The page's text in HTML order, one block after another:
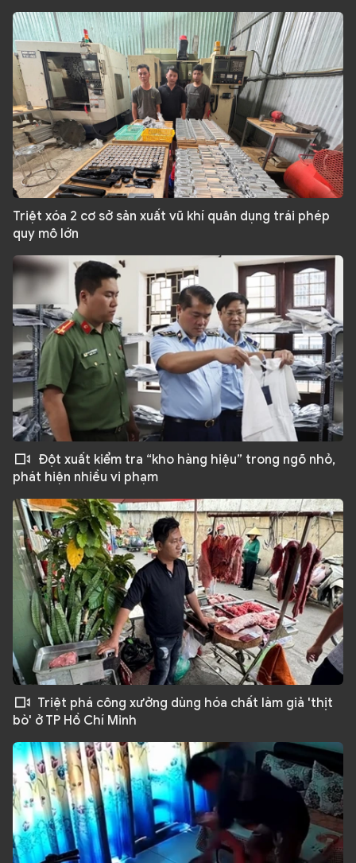
Triệt xóa 2 cơ sở sản xuất vũ khí quân dụng trái phép
quy mô lớn
Đột xuất kiểm tra “kho hàng hiệu” trong ngõ nhỏ,
phát hiện nhiều vi phạm
Triệt phá công xưởng dùng hóa chất làm giả 'thịt
bò' ở TP Hồ Chí Minh